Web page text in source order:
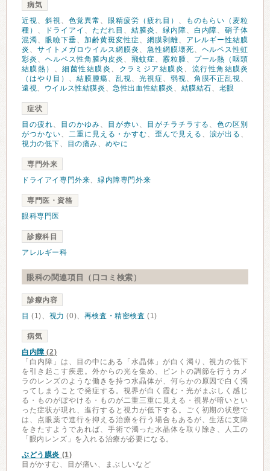
病気
近視、 斜視、 色覚異常 、 眼精疲労（疲れ目） 、
ものもらい（麦粒
種） 、 ドライアイ 、 ただれ目 、 結膜炎 、 緑内障、 白内障、硝子体
混濁、 眼瞼下垂、 加齢黄斑変性症、 網膜剥離、
アレルギー性結膜
炎 、 サイトメガロウイルス網膜炎 、 急性網膜壊死、 ヘルペス性虹
彩炎 、 ヘルペス性角膜内皮炎 、 飛蚊症、 霰粒腫、
プール熱（咽頭
結膜熱） 、細菌性結膜炎 、 クラミジア結膜炎 、 流行性角結膜炎
（はやり目） 、 結膜腫瘍、 乱視、 光視症、 弱視、 角膜不正乱視、
遠視、 ウイルス性結膜炎 、急性出血性結膜炎 、 結膜結石、 老眼
症状
目の疲れ、 目のかゆみ、 目が赤い、 目がチラチラする 、色の区別
がつかない、 二重に見える・かすむ、 歪んで見える 、 涙が出る 、
視力の低下、 目の痛み、 めやに
専門外来
ドライアイ専門外来、緑内障専門外来
専門医・資格
眼科専門医
診療科目
アレルギー科
眼科の関連項目（口コミ検索）
診療内容
目 (1)、 視力 (0)、 再検査・精密検査 (1)
病気
白内障 (2)
「白内障」は、目の中にある「水晶体」が白く濁り、視力の低下
を引き起こす疾患。外からの光を集め、ピントの調節を行うカメ
ラのレンズのような働きを持つ水晶体が、何らかの原因で白く濁
ってしまうことで発症する。視界が白く霞む・光がまぶしく感じ
る・ものがぼやける・ものが二重三重に見える・視界が暗いとい
った症状が現れ、進行すると視力が低下する。ごく初期の状態で
は、点眼薬で進行を抑える治療を行う場合もあるが、生活に支障
をきたすようであれば、手術で濁った水晶体を取り除き、人工の
「眼内レンズ」を入れる治療が必要になる。
ぶどう膜炎 (1)
目がかすむ、目が痛い、まぶしいなど